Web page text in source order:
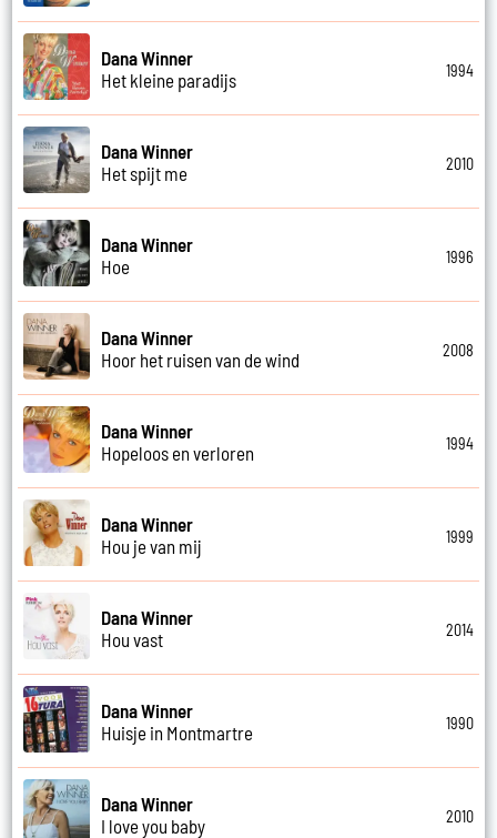
Dana Winner
Het kleine paradijs
1994
Dana Winner
Het spijt me
2010
Dana Winner
Hoe
1996
Dana Winner
Hoor het ruisen van de wind
2008
Dana Winner
Hopeloos en verloren
1994
Dana Winner
Hou je van mij
1999
Dana Winner
Hou vast
2014
Dana Winner
Huisje in Montmartre
1990
Dana Winner
I love you baby
2010